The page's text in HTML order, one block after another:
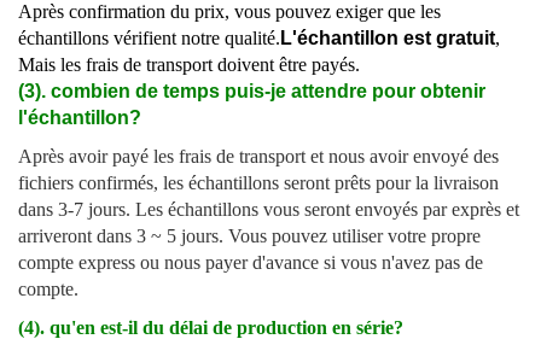
Après confirmation du prix, vous pouvez exiger que les
échantillons vérifient notre qualité. L'échantillon est gratuit,
Mais les frais de transport doivent être payés.
(3). combien de temps puis-je attendre pour obtenir
l'échantillon?
Après avoir payé les frais de transport et nous avoir envoyé des
fichiers confirmés, les échantillons seront prêts pour la livraison
dans 3-7 jours. Les échantillons vous seront envoyés par exprès et
arriveront dans 3 ~ 5 jours. Vous pouvez utiliser votre propre
compte express ou nous payer d'avance si vous n'avez pas de
compte.
(4). qu'en est-il du délai de production en série?